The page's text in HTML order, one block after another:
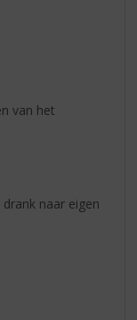
van het
naar eigen